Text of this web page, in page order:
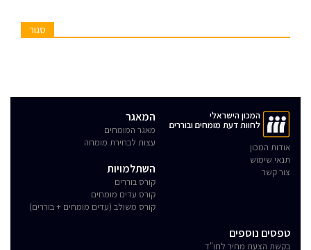
סגור
המכון הישראלי
לחוות דעת מומחים ובוררים
אודות המכון
תנאי שימוש
צור קשר
המאגר
מאגר המומחים
עצות לבחירת מומחה
השתלמויות
קורס בוררים
קורס עדים מומחים
קורס משולב (עדים מומחים + בוררים)
טפסים נוספים
בקשת הצעת מחיר לחו"ד